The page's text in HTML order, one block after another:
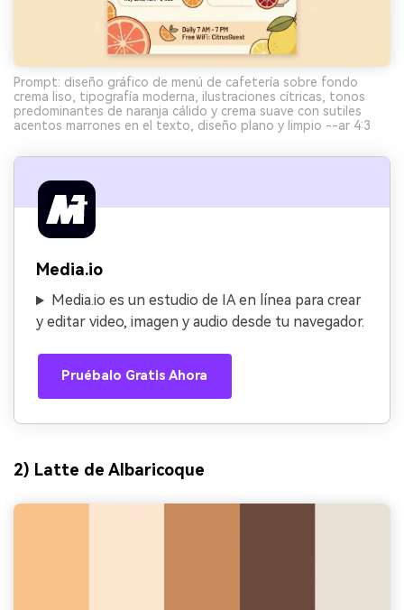
Prompt: diseño gráfico de menú de cafetería sobre fondo
crema liso, tipografía moderna, ilustraciones cítricas, tonos
predominantes de naranja cálido y crema suave con sutiles
acentos marrones en el texto, diseño plano y limpio --ar 4:3
Media.io
Media.io es un estudio de IA en línea para crear
y editar video, imagen y audio desde tu navegador.
Pruébalo Gratis Ahora
2) Latte de Albaricoque